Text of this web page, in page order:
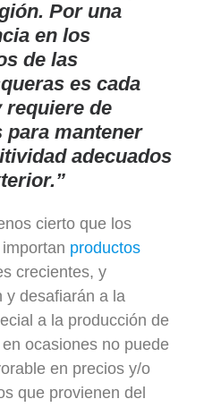
Por una
en los
de las
es cada
requiere de
para mantener
adecuados
cierto que los
productos
crecientes, y
y desafiarán a la
a la producción de
ocasiones no puede
en precios y/o
que provienen del